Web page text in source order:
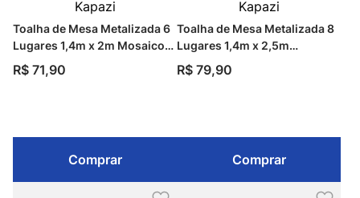
Toalha de Mesa Metalizada 6
Lugares 1,4m x 2m Mosaico
Radiante Kapazi
R$ 71,90
Comprar
Toalha de Mesa Metalizada 8
Lugares 1,4m x 2,5m
Encantado Floral Kapazi
R$ 79,90
Comprar